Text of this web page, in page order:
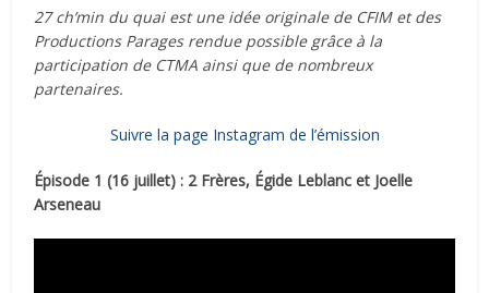
27 ch’min du quai est une idée originale de CFIM et des
Productions Parages rendue possible grâce à la
participation de CTMA ainsi que de nombreux
partenaires.
Suivre la page Instagram de l’émission
Épisode 1 (16 juillet) : 2 Frères, Égide Leblanc et Joelle
Arseneau